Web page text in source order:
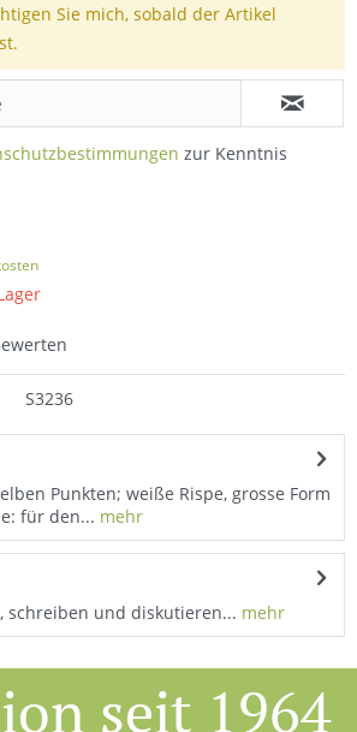
Sie mich, sobald der Artikel
zur Kenntnis
S3236
Punkten; weiße Rispe, grosse Form
für den... mehr
schreiben und diskutieren... mehr
seit 1964